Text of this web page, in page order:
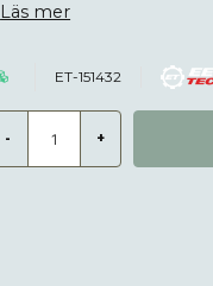
Läs mer
ET-151432
- +